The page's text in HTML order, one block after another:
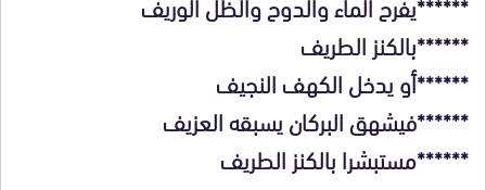
******بالكنز الطريف
******أو يدخل الكهف النجيف
******فيشهق البركان يسبقه العزيف
******مستبشرا بالكنز الطريف